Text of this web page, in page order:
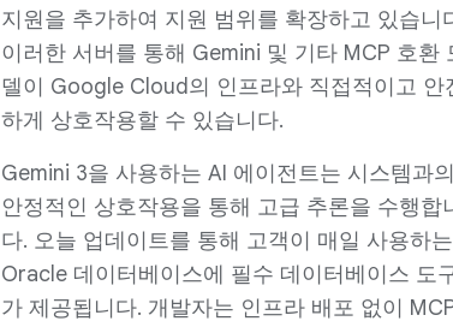
지원을 추가하여 지원 범위를 확장하고 있습니
이러한 서버를 통해 Gemini 및 기타 MCP 호환
델이 Google Cloud의 인프라와 직접적이고 안
하게 상호작용할 수 있습니다.
Gemini 3을 사용하는 AI 에이전트는 시스템과의
안정적인 상호작용을 통해 고급 추론을 수행합
다. 오늘 업데이트를 통해 고객이 매일 사용하는
Oracle 데이터베이스에 필수 데이터베이스 도
가 제공됩니다. 개발자는 인프라 배포 없이